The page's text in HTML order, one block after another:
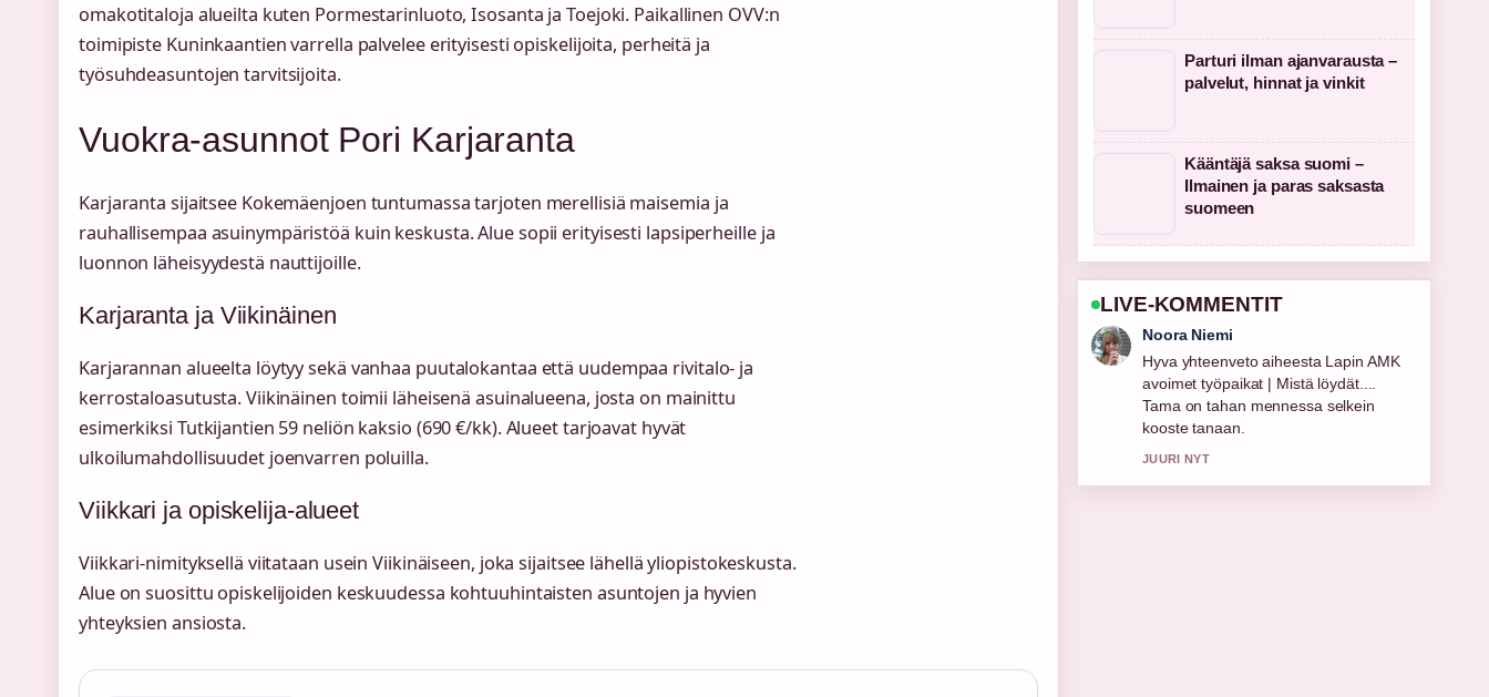
omakotitaloja alueilta kuten Pormestarinluoto, Isosanta ja Toejoki. Paikallinen OVV:n
toimipiste Kuninkaantien varrella palvelee erityisesti opiskelijoita, perheitä ja
työsuhdeasuntojen tarvitsijoita.
Vuokra-asunnot Pori Karjaranta
Karjaranta sijaitsee Kokemäenjoen tuntumassa tarjoten merellisiä maisemia ja
rauhallisempaa asuinympäristöä kuin keskusta. Alue sopii erityisesti lapsiperheille ja
luonnon läheisyydestä nauttijoille.
Karjaranta ja Viikinäinen
Karjarannan alueelta löytyy sekä vanhaa puutalokantaa että uudempaa rivitalo- ja
kerrostaloasutusta. Viikinäinen toimii läheisenä asuinalueena, josta on mainittu
esimerkiksi Tutkijantien 59 neliön kaksio (690 €/kk). Alueet tarjoavat hyvät
ulkoilumahdollisuudet joenvarren poluilla.
Viikkari ja opiskelija-alueet
Viikkari-nimityksellä viitataan usein Viikinäiseen, joka sijaitsee lähellä yliopistokeskusta.
Alue on suosittu opiskelijoiden keskuudessa kohtuuhintaisten asuntojen ja hyvien
yhteyksien ansiosta.
Parturi ilman ajanvarausta –
palvelut, hinnat ja vinkit
Kääntäjä saksa suomi –
Ilmainen ja paras saksasta
suomeen
LIVE-KOMMENTIT
Oskari Lehtinen
Seuraan USB-C to HDMI -opas:
Toimiiko, vianmääritys ja...-lahetysta
tarkasti – arvostan tasapainoista
savyja.
3 MIN SITTEN